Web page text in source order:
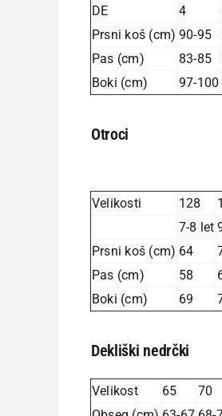
DE
4
Prsni koš (cm) 90-95
Pas (cm)
83-85
Boki (cm)
97-100
Otroci
Velikosti 128
7-8 let
Prsni koš (cm) 64
Pas (cm)
58
Boki (cm)
69
Dekliški nedrčki
Velikost 65 70